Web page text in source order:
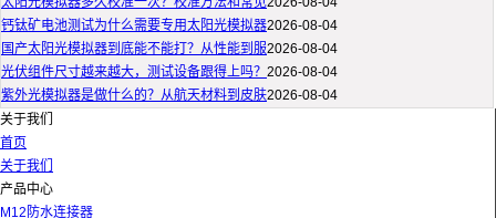
钙钛矿电池测试为什么需要专用太阳光模拟器2026-08-04
国产太阳光模拟器到底能不能打？从性能到服2026-08-04
光伏组件尺寸越来越大，测试设备跟得上吗？ 2026-08-04
紫外光模拟器是做什么的？从航天材料到皮肤2026-08-04
关于我们
首页
关于我们
产品中心
M12防水连接器